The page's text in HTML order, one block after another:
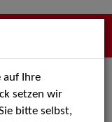
als PDF speichern
auf Ihre
setzen wir
bitte selbst,